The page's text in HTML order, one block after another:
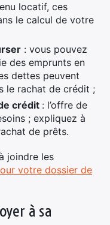
locatif, ces
le calcul de votre
: vous pouvez
des emprunts en
dettes peuvent
le rachat de crédit ;
crédit : l’offre de
; expliquez à
de prêts.
joindre les
votre dossier de
à sa